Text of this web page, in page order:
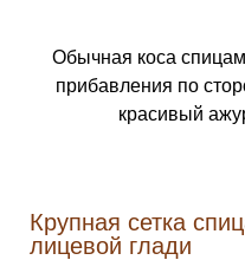
Обычная коса
прибавления по
красивый
Крупная сетка
лицевой глади